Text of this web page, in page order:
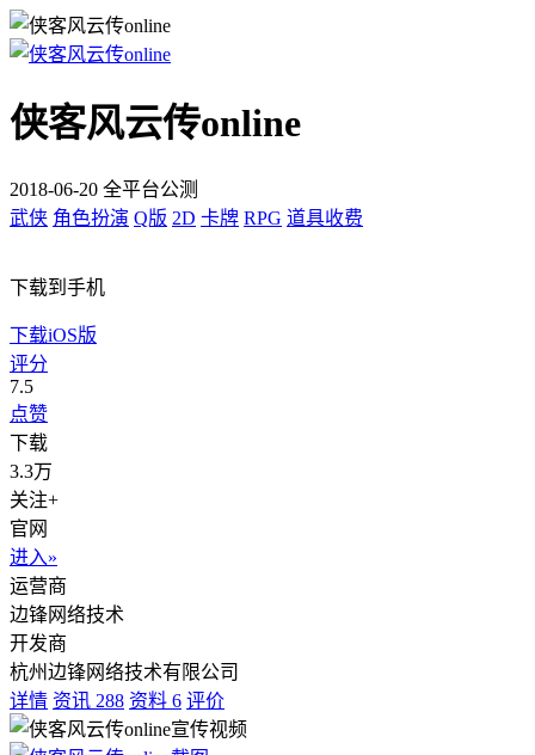
侠客风云传online
2018-06-20 全平台公测
武侠 角色扮演 Q版 2D 卡牌 RPG 道具收费
下载到手机
下载iOS版
评分
7.5
点赞
下载
3.3万
关注+
官网
进入»
运营商
边锋网络技术
开发商
杭州边锋网络技术有限公司
详情 资讯 288 资料 6 评价